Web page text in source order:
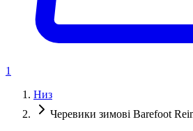
1
Низ
Черевики зимові Barefoot